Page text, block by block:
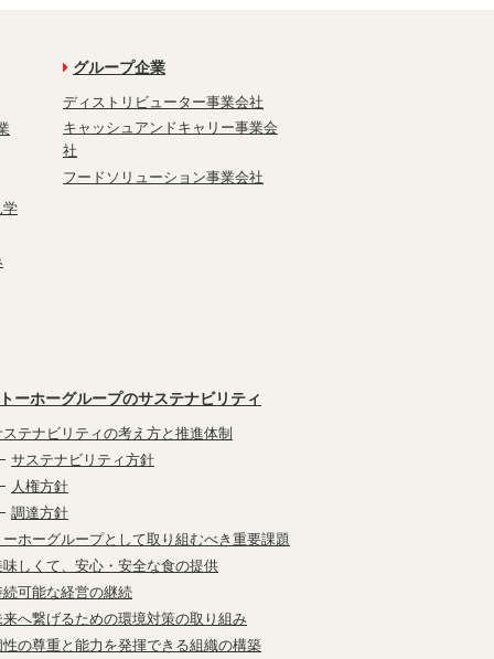
グループ企業
ディストリビューター事業会社
キャッシュアンドキャリー事業会
社
フードソリューション事業会社
トーホーグループのサステナビリティ
テナビリティの考え方と推進体制
サステナビリティ方針
人権方針
調達方針
ーホーグループとして取り組むべき重要課題
しくて、安心・安全な食の提供
可能な経営の継続
へ繋げるための環境対策の取り組み
の尊重と能力を発揮できる組織の構築